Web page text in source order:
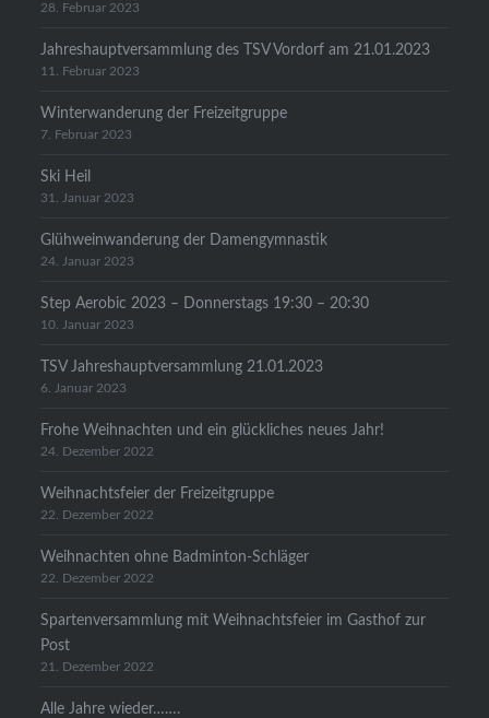
28. Februar 2023
Jahreshauptversammlung des TSV Vordorf am 21.01.2023
11. Februar 2023
Winterwanderung der Freizeitgruppe
7. Februar 2023
Ski Heil
31. Januar 2023
Glühweinwanderung der Damengymnastik
24. Januar 2023
Step Aerobic 2023 – Donnerstags 19:30 – 20:30
10. Januar 2023
TSV Jahreshauptversammlung 21.01.2023
6. Januar 2023
Frohe Weihnachten und ein glückliches neues Jahr!
24. Dezember 2022
Weihnachtsfeier der Freizeitgruppe
22. Dezember 2022
Weihnachten ohne Badminton-Schläger
22. Dezember 2022
Spartenversammlung mit Weihnachtsfeier im Gasthof zur
Post
21. Dezember 2022
Alle Jahre wieder…….